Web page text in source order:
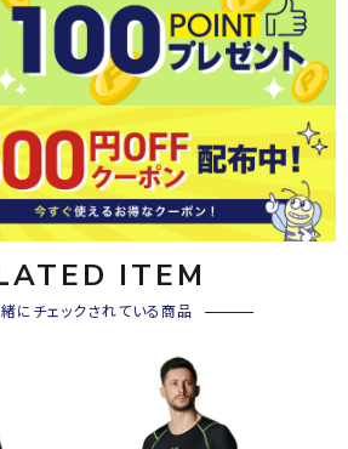
ITEM
緒にチェックされている商品